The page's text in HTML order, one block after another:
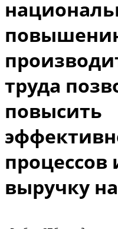
труда
повысить
процессов
выручку